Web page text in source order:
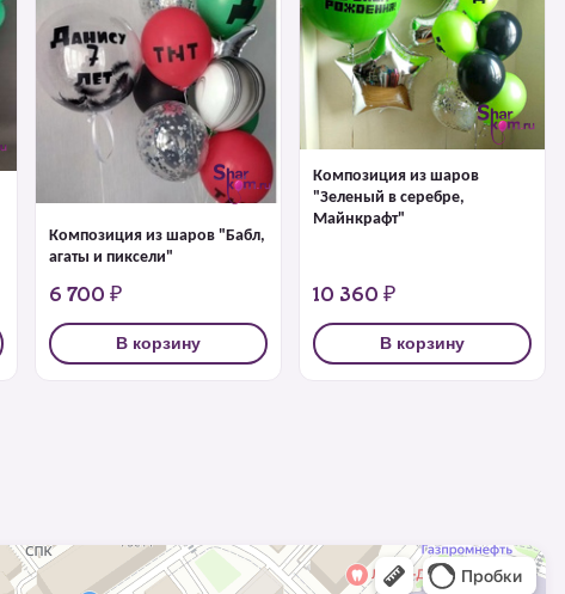
Композиция из шаров "Бабл,
агаты и пиксели"
6 700 ₽
В корзину
Композиция из шаров
"Зеленый в серебре,
Майнкрафт"
10 360 ₽
В корзину